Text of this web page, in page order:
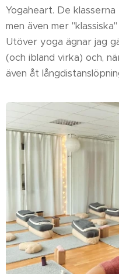
Yogaheart. De
men även mer
Utöver yoga ägnar jag
(och ibland virka) och,
även åt